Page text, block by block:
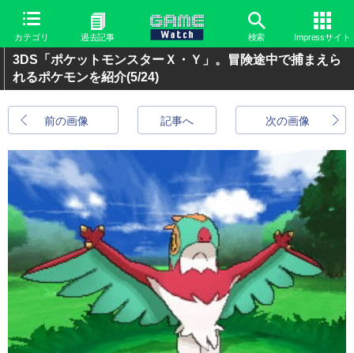
カテゴリ 過去記事 検索 Impressサイト
3DS「ポケットモンスターＸ・Ｙ」。冒険途中で捕まえら
れるポケモンを紹介(5/24)
前の画像 次の画像
記事へ